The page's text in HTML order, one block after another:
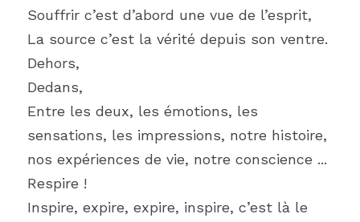
Souffrir c’est d’abord une vue de l’esprit,
La source c’est la vérité depuis son ventre.
Dehors,
Dedans,
Entre les deux, les émotions, les
sensations, les impressions, notre histoire,
nos expériences de vie, notre conscience ...
Respire !
Inspire, expire, expire, inspire, c’est là le